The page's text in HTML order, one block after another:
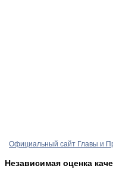
Официальный сайт Главы и
Независимая оценка